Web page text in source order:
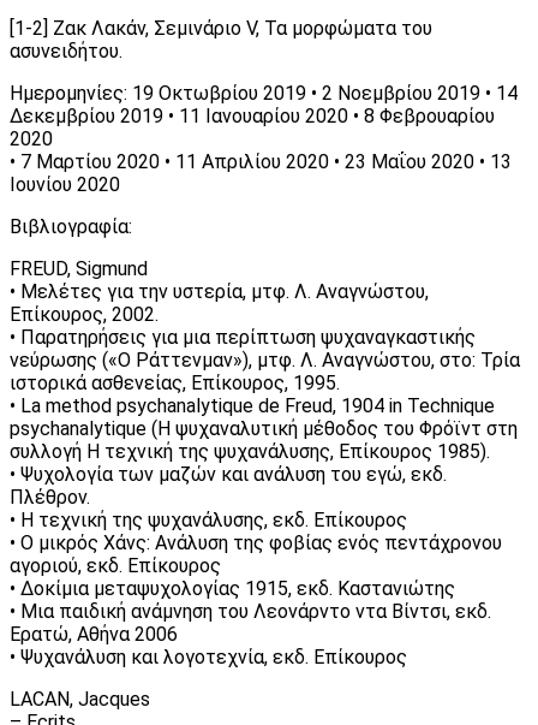
[1-2] Ζακ Λακάν, Σεμινάριο V, Τα μορφώματα του
ασυνειδήτου.
Ημερομηνίες: 19 Οκτωβρίου 2019 • 2 Νοεμβρίου 2019 • 14
Δεκεμβρίου 2019 • 11 Ιανουαρίου 2020 • 8 Φεβρουαρίου
2020
• 7 Μαρτίου 2020 • 11 Απριλίου 2020 • 23 Μαΐου 2020 • 13
Ιουνίου 2020
Βιβλιογραφία:
FREUD, Sigmund
• Μελέτες για την υστερία, μτφ. Λ. Αναγνώστου,
Επίκουρος, 2002.
• Παρατηρήσεις για μια περίπτωση ψυχαναγκαστικής
νεύρωσης («Ο Ράττενμαν»), μτφ. Λ. Αναγνώστου, στο: Τρία
ιστορικά ασθενείας, Επίκουρος, 1995.
• La method psychanalytique de Freud, 1904 in Technique
psychanalytique (Η ψυχαναλυτική μέθοδος του Φρόϊντ στη
συλλογή Η τεχνική της ψυχανάλυσης, Επίκουρος 1985).
• Ψυχολογία των μαζών και ανάλυση του εγώ, εκδ.
Πλέθρον.
• Η τεχνική της ψυχανάλυσης, εκδ. Επίκουρος
• Ο μικρός Χάνς: Ανάλυση της φοβίας ενός πεντάχρονου
αγοριού, εκδ. Επίκουρος
• Δοκίμια μεταψυχολογίας 1915, εκδ. Καστανιώτης
• Μια παιδική ανάμνηση του Λεονάρντο ντα Βίντσι, εκδ.
Ερατώ, Αθήνα 2006
• Ψυχανάλυση και λογοτεχνία, εκδ. Επίκουρος
LACAN, Jacques